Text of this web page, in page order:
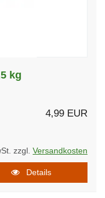
kg
4,99 EUR
zzgl. Versandkosten
Details